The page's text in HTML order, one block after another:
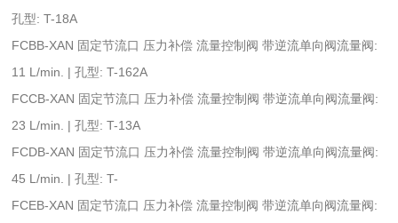
孔型: T-18A
FCBB-XAN 固定节流口 压力补偿 流量控制阀 带逆流单向阀流量阀:
11 L/min. | 孔型: T-162A
FCCB-XAN 固定节流口 压力补偿 流量控制阀 带逆流单向阀流量阀:
23 L/min. | 孔型: T-13A
FCDB-XAN 固定节流口 压力补偿 流量控制阀 带逆流单向阀流量阀:
45 L/min. | 孔型: T-
FCEB-XAN 固定节流口 压力补偿 流量控制阀 带逆流单向阀流量阀: